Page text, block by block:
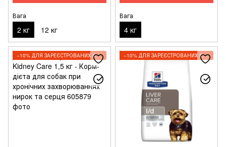
Вага
2 кг 12 кг
Вага
4 кг
−10% ДЛЯ ЗАРЕЄСТРОВАНИХ КЛІЄНТІВ −10% ДЛЯ ЗАРЕЄСТРОВАНИХ КЛІЄНТІВ